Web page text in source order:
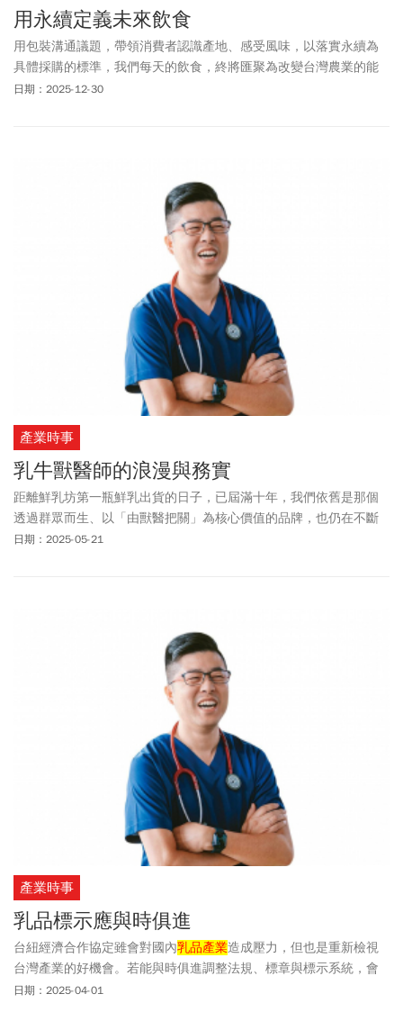
用永續定義未來飲食
用包裝溝通議題，帶領消費者認識產地、感受風味，以落實永續為
具體採購的標準，我們每天的飲食，終將匯聚為改變台灣農業的能
量。
日期：2025-12-30
產業時事
乳牛獸醫師的浪漫與務實
距離鮮乳坊第一瓶鮮乳出貨的日子，已屆滿十年，我們依舊是那個
透過群眾而生、以「由獸醫把關」為核心價值的品牌，也仍在不斷
探索讓台灣乳品產業
日期：2025-05-21
產業時事
乳品標示應與時俱進
台紐經濟合作協定雖會對國內乳品產業造成壓力，但也是重新檢視
台灣產業的好機會。若能與時俱進調整法規、標章與標示系統，會
是引導產業轉型與進步的契機。
日期：2025-04-01